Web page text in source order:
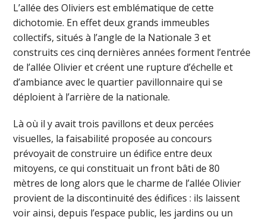
L’allée des Oliviers est emblématique de cette
dichotomie. En effet deux grands immeubles
collectifs, situés à l’angle de la Nationale 3 et
construits ces cinq dernières années forment l’entrée
de l’allée Olivier et créent une rupture d’échelle et
d’ambiance avec le quartier pavillonnaire qui se
déploient à l’arrière de la nationale.
Là où il y avait trois pavillons et deux percées
visuelles, la faisabilité proposée au concours
prévoyait de construire un édifice entre deux
mitoyens, ce qui constituait un front bâti de 80
mètres de long alors que le charme de l’allée Olivier
provient de la discontinuité des édifices : ils laissent
voir ainsi, depuis l’espace public, les jardins ou un